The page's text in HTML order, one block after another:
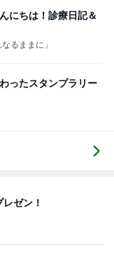
にちは！診療日記＆
るままに」
ったスタンプラリー
ゼン！